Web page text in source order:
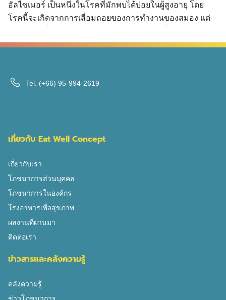
เพิ่มขึ้น พันธุกรรม เช่น มีญาติที่มีภาวะอัลไซเมอร์ เป็นต้น
การประสบอุบัติเหตุที่ส่งผลโดยตรงต่อศีรษะ โรคหลอดเลือด
65 ปีขึ้นไปจะมีความเสียงสูงขึ้น 2 เท่าในทุก 5 […]
อัลไซเมอร์ เป็นหนึ่งในโรคที่มักพบได้บ่อยในผู้สูงอายุ โดย
โรคนี้จะเกิดจากการเสื่อมถอยของการทำงานของสมอง แต่
จะต้องเป็นโรคนี้ทุกคน แต่การเสื่อมลงของสมองนี้ เกิดจาก
สมองลดลง โดยอาจเริ่มจากการทำให้หลงลืมเกี่ยวกับความ
ถึงการเรียนรู้และการรับรู้ความรู้สึก ซึ่งจากการสำรวจพบว่าผู้
จำนวนผู้สูงอายุ หรือคิดได้เป็น 800,000 คนที่มีปัญหาอัลไซเม
อร์ แล้วถ้าการเสื่อมนี้ไม่ได้เกิดขึ้นตามธรรมชาติ นอกจาก
ปัจจัยการสะสมของสาร Beta amyloid แล้วยังมีสาเหตุอื่น ๆ ที่
มีความสัมพันธ์ ได้แก่ปัจจัยเหล่านี้ สำหรับผู้ที่มีข้อสงสัยว่า
การเสริมผลิตภัณฑ์เสริมอาหารต่าง ๆ ที่วางขายอยู่ในปัจจุบัน
นั้น มีส่วนช่วยในการลดความเสี่ยงอัลไซเมอร์ลงได้หรือไม่
ผลการศึกษาต่าง ๆ รายงานว่า การเสริมวิตามินบี 6 วิตามินบี
12 วิตามิน เอ ซี และอี หรือแม้แต่การเสริมด้วยกรดไขมันโอ
Tel. (+66) 95-994-2619
เกี่ยวกับ Eat Well Concept
เกี่ยวกับเรา
โภชนาการส่วนบุคคล
โภชนาการในองค์กร
โรงอาหารเพื่อสุขภาพ
ผลงานที่ผ่านมา
ติดต่อเรา
ข่าวสารและคลังความรู้
คลังความรู้